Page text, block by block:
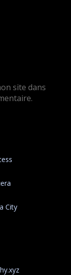
site dans
City